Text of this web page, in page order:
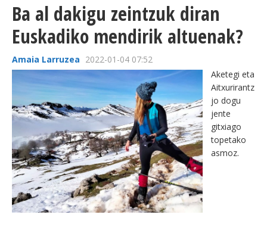
Ba al dakigu zeintzuk diran
Euskadiko mendirik altuenak?
Amaia Larruzea 2022-01-04 07:52
Aketegi eta
Aitxurirantz
jo dogu
jente
gitxiago
topetako
asmoz.